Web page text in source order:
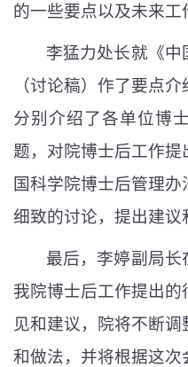
的一些要点以及未来工
李猛力处长就《中
（讨论稿）作了要点
分别介绍了各单位博
题，对院博士后工作
国科学院博士后管理
细致的讨论，提出建议
最后，李婷副局长
我院博士后工作提出
见和建议，院将不断调
和做法，并将根据这